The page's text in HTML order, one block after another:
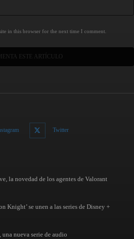
in this browser for the next time I comment.
Twitter
la novedad de los agentes de Valorant
Knight’ se unen a las series de Disney +
nueva serie de audio